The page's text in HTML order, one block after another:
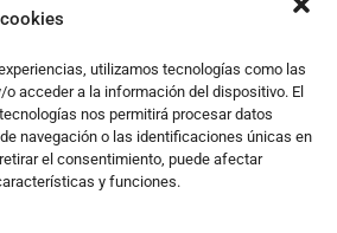
utilizamos tecnologías como las
acceder a la información del dispositivo. El
nos permitirá procesar datos
navegación o las identificaciones únicas en
el consentimiento, puede afectar
y funciones.